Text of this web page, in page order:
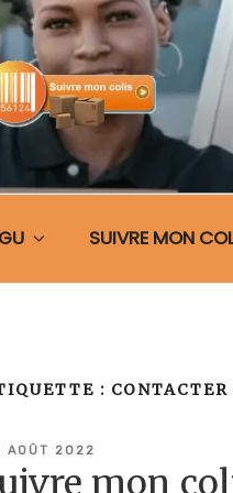
SUIVRE
SUIVRE MON
:
AOÛT 2022
mon